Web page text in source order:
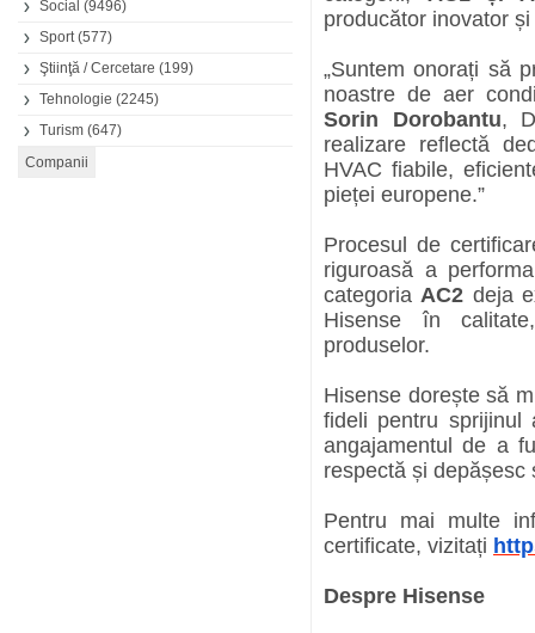
Social (9496)
Sport(577)
Ştiinţă / Cercetare (199)
Tehnologie (2245)
Turism (647)
producător inovator
„Suntem onorați să
noastre de aer
Sorin Dorobantu,
realizare reflectă
HVAC fiabile,
pieței europene.”
Procesul de
riguroasă a
categoriaAC2 deja
Hisense în
produselor.
Hisense dorește să
fideli pentru sprijinul
angajamentul de a
respectă și depășesc
Pentru mai multe
certificate, vizitați
Despre Hisense